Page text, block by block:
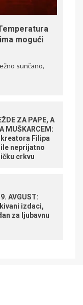
mogući
sunčano,
ZA PAPE, A
MUŠKARCEM:
Filipa
neprijatno
crkvu
AVGUST:
izdaci,
za ljubavnu